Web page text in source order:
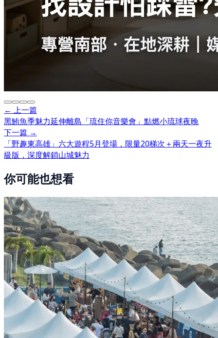
← 上一篇
黑鮪魚季魅力延伸離島「琉住你音樂會」點燃小琉球夜晚
下一篇 →
「野趣東高雄」六大遊程5月登場，限量20梯次＋兩天一夜升
級版，深度解鎖山城魅力
你可能也想看